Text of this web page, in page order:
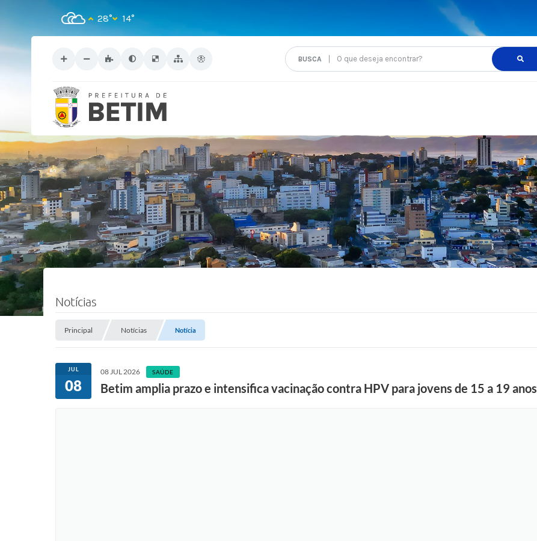
O que deseja encontrar?
28° 14°
Notícias
Principal Notícias Notícia
JUL
08
08 JUL 2026 SAÚDE
Betim amplia prazo e intensifica vacinação contra HPV para jovens de 15 a 19 anos